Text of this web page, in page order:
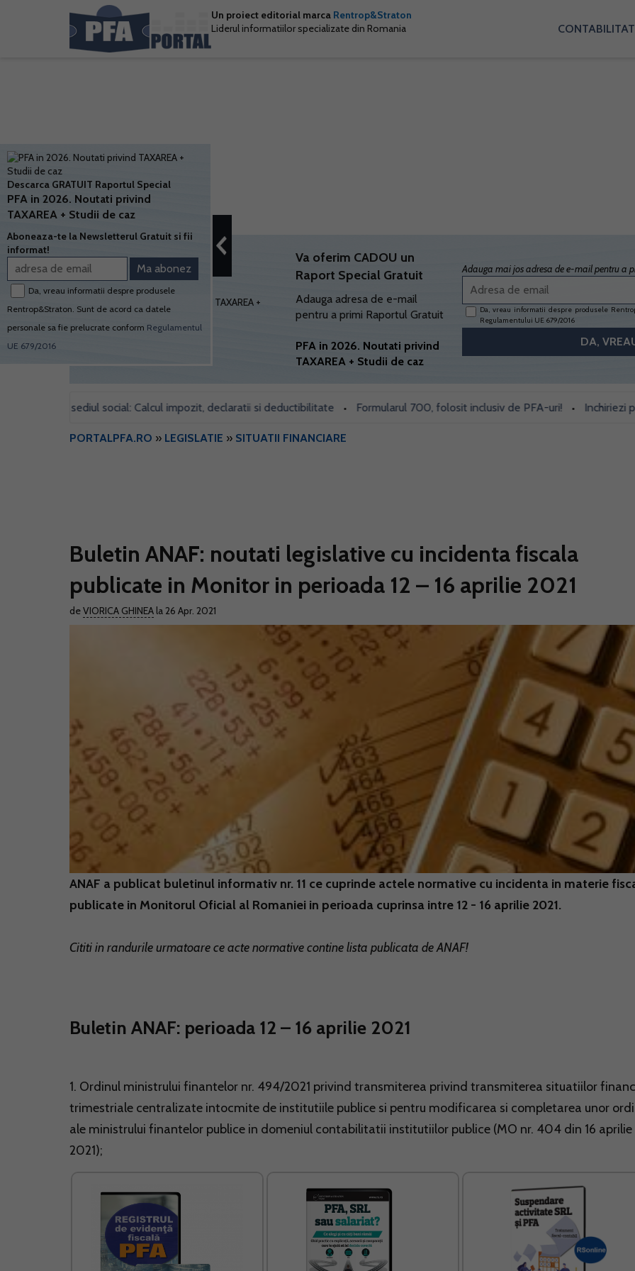
Un proiect editorial marca Rentrop&Straton
Liderul informatiilor specializate din Romania
Va oferim CADOU un
Raport Special Gratuit
Adauga adresa de e-mail
pentru a primi Raportul Gratuit
PFA in 2026. Noutati privind
TAXAREA + Studii de caz
Adauga mai jos adresa de e-mail pentru a
Da, vreau informatii despre produsele
Regulamentului UE 679/2016
sediul social: Calcul impozit, declaratii si deductibilitate • Formularul 700, folosit inclusiv de PFA-uri! • Inchiriezi prin
PORTALPFA.RO » LEGISLATIE » SITUATII FINANCIARE
Buletin ANAF: noutati legislative cu incidenta fiscala
publicate in Monitor in perioada 12 – 16 aprilie 2021
deVIORICA GHINEA la 26 Apr. 2021
ANAF a publicat buletinul informativ nr. 11 ce cuprinde actele normative cu incidenta in materie
publicate in Monitorul Oficial al Romaniei in perioada cuprinsa intre 12 - 16 aprilie 2021.
Cititi in randurile urmatoare ce acte normative contine lista publicata de ANAF!
Buletin ANAF: perioada 12 – 16 aprilie 2021
1. Ordinul ministrului finantelor nr. 494/2021 privind transmiterea privind transmiterea situatiilor
trimestriale centralizate intocmite de institutiile publice si pentru modificarea si completarea unor
ale ministrului finantelor publice in domeniul contabilitatii institutiilor publice (MO nr. 404 din 16 aprilie
2021);
Descarca GRATUIT Raportul Special
PFA in 2026. Noutati privind
TAXAREA + Studii de caz
Aboneaza-te la Newsletterul Gratuit si fii
informat!
Da, vreau informatii despre produsele
Rentrop&Straton. Sunt de acord ca datele
personale sa fie prelucrate conform Regulamentul
UE 679/2016